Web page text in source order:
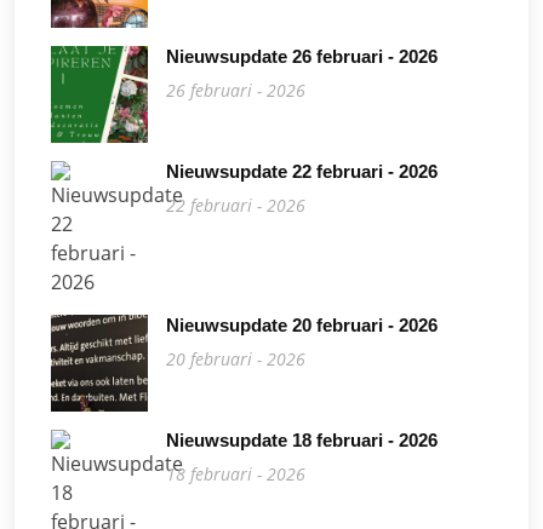
Nieuwsupdate 26 februari - 2026
26 februari - 2026
Nieuwsupdate 22 februari - 2026
22 februari - 2026
Nieuwsupdate 20 februari - 2026
20 februari - 2026
Nieuwsupdate 18 februari - 2026
18 februari - 2026